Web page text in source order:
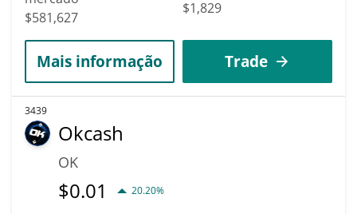
$581,627
$1,829
Mais informação Trade
3439
Okcash
OK
$0.01 20.20%